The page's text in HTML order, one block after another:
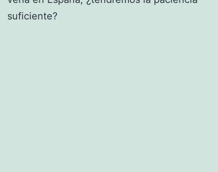
suficiente?